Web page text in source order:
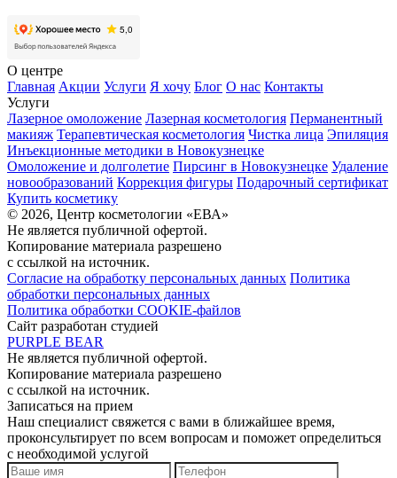
О центре
Главная Акции Услуги Я хочу Блог О нас Контакты
Услуги
Лазерное омоложение Лазерная косметология Перманентный
макияж Терапевтическая косметология Чистка лица Эпиляция
Инъекционные методики в Новокузнецке
Омоложение и долголетие Пирсинг в Новокузнецке Удаление
новообразований Коррекция фигуры Подарочный сертификат
Купить косметику
© 2026, Центр косметологии «ЕВА»
Не является публичной офертой.
Копирование материала разрешено
с ссылкой на источник.
Согласие на обработку персональных данных Политика
обработки персональных данных
Политика обработки COOKIE-файлов
Сайт разработан студией
PURPLE BEAR
Не является публичной офертой.
Копирование материала разрешено
с ссылкой на источник.
Записаться на прием
Наш специалист свяжется с вами в ближайшее время,
проконсультирует по всем вопросам и поможет определиться
с необходимой услугой